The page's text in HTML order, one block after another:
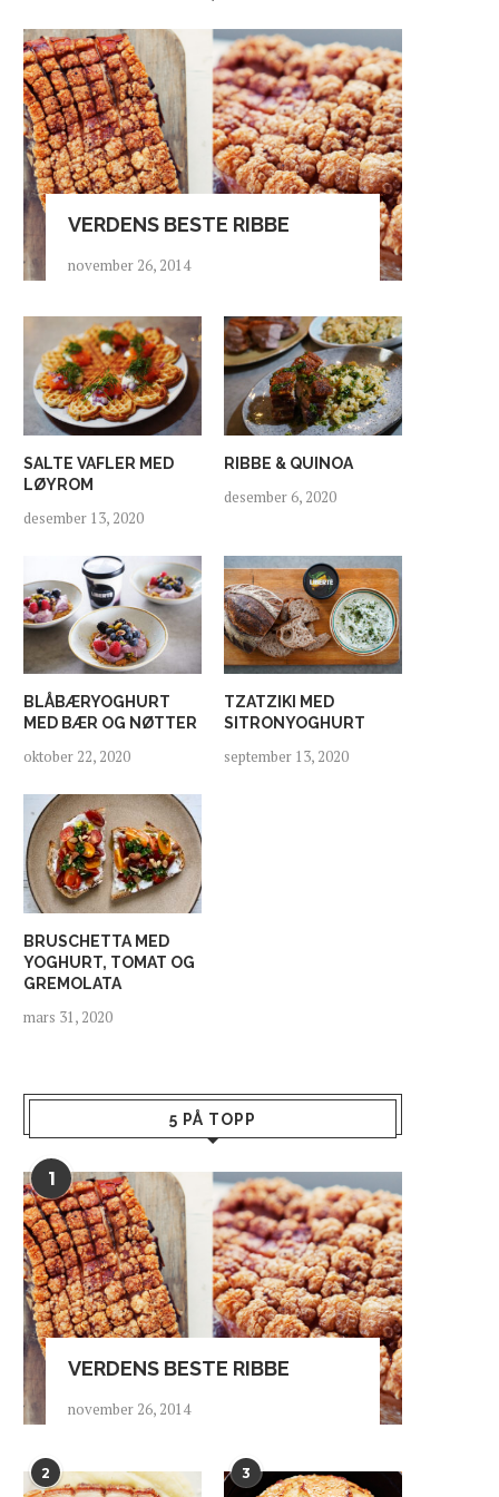
VERDENS BESTE RIBBE
november 26, 2014
SALTE VAFLER MED
LØYROM
desember 13, 2020
RIBBE & QUINOA
desember 6, 2020
BLÅBÆRYOGHURT
MED BÆR OG NØTTER
oktober 22, 2020
TZATZIKI MED
SITRONYOGHURT
september 13, 2020
BRUSCHETTA MED
YOGHURT, TOMAT OG
GREMOLATA
mars 31, 2020
5 PÅ TOPP
1
VERDENS BESTE RIBBE
november 26, 2014
2 3